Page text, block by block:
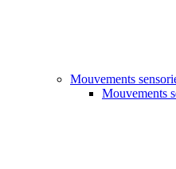
Mouvements
Mouvements